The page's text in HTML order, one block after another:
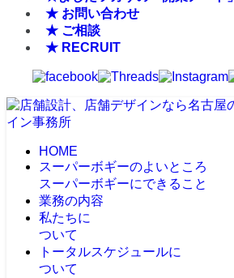
★ お問い合わせ
★ ご相談
★ RECRUIT
HOME
スーパーボギーのよいところ
スーパーボギーにできること
業務の内容
私たちに
ついて
トータルスケジュールに
ついて